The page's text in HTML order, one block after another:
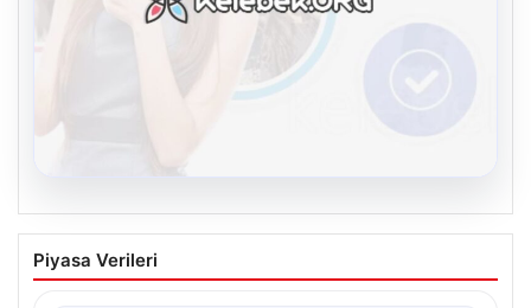
Kelebek.Org İle Sanal İletişimin Seviyeli
Adresi Ve Sohbet Deneyimi
Piyasa Verileri